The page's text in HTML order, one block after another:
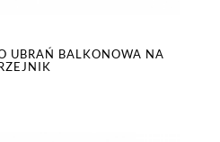
UBRAŃ BALKONOWA NA